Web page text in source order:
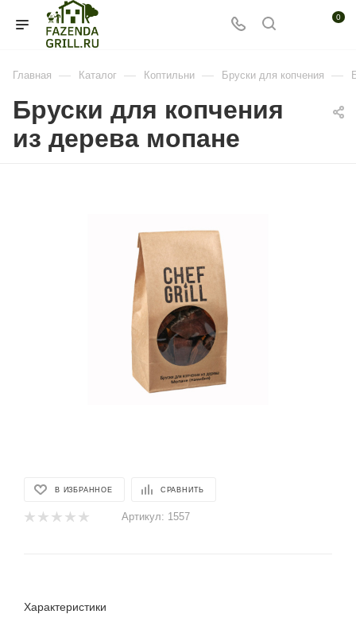
0
Главная — Каталог — Коптильни — Бруски для копчения —
Бруски для копчения
из дерева мопане
В ИЗБРАННОЕ СРАВНИТЬ
Артикул: 1557
Характеристики